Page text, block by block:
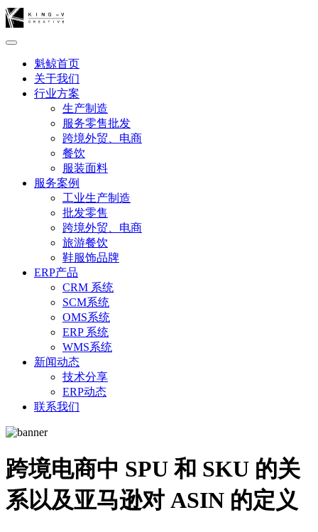
魁鲸首页
关于我们
行业方案
生产制造
服务零售批发
跨境外贸、电商
餐饮
服装面料
服务案例
工业生产制造
批发零售
跨境外贸、电商
旅游餐饮
鞋服饰品牌
ERP产品
CRM 系统
SCM系统
OMS系统
ERP 系统
WMS系统
新闻动态
技术分享
ERP动态
联系我们
跨境电商中 SPU 和 SKU 的关
系以及亚马逊对 ASIN 的定义